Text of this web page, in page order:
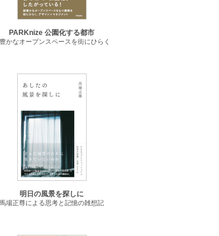
PARKnize 公園化する都市
かなオープンスペースを街にひらく
明日の風景を探しに
馬場正尊による思考と記憶の雑想記